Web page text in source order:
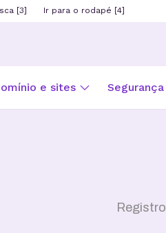
[3] Ir para o rodapé [4]
e sites Segurança